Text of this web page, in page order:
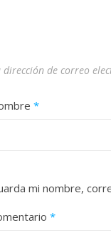
dirección de correo
*
mi nombre,
*